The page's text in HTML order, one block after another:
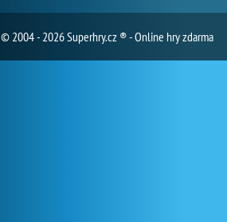
© 2004 - 2026 Superhry.cz ® - Online hry zdarma